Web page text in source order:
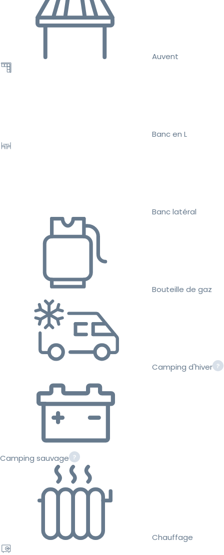
Auvent
Banc en L
Banc latéral
Bouteille de gaz
Camping d'hiver
Camping sauvage
Chauffage